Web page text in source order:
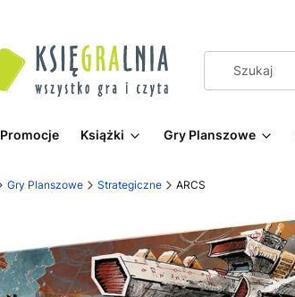
Promocje Książki Gry Planszowe
Gry Planszowe Strategiczne ARCS